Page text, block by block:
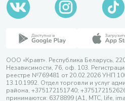
ООО «Кравт». Республика Беларусь,
Независимости, 76, оф. 103.
реестре №769481 от 20.02.2026 УНП
13.10.1992. Отдел торговли и услуг
района, +375172151740;
принимаются: 6378899 (А1, МТС, life,